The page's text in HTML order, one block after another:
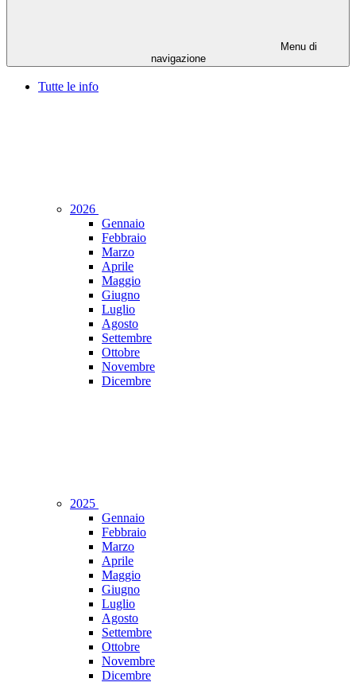
Menu di
navigazione
Tutte le info
2026
Gennaio
Febbraio
Marzo
Aprile
Maggio
Giugno
Luglio
Agosto
Settembre
Ottobre
Novembre
Dicembre
2025
Gennaio
Febbraio
Marzo
Aprile
Maggio
Giugno
Luglio
Agosto
Settembre
Ottobre
Novembre
Dicembre